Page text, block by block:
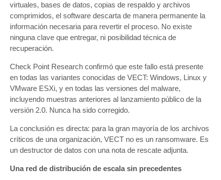
virtuales, bases de datos, copias de respaldo y archivos
comprimidos, el software descarta de manera permanente la
información necesaria para revertir el proceso. No existe
ninguna clave que entregar, ni posibilidad técnica de
recuperación.
Check Point Research confirmó que este fallo está presente
en todas las variantes conocidas de VECT: Windows, Linux y
VMware ESXi, y en todas las versiones del malware,
incluyendo muestras anteriores al lanzamiento público de la
versión 2.0. Nunca ha sido corregido.
La conclusión es directa: para la gran mayoría de los archivos
críticos de una organización, VECT no es un ransomware. Es
un destructor de datos con una nota de rescate adjunta.
Una red de distribución de escala sin precedentes